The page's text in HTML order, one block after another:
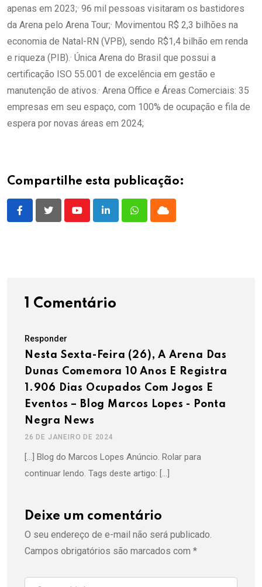
apenas em 2023;· 96 mil pessoas visitaram os bastidores
da Arena pelo Arena Tour;· Movimentou R$ 2,3 bilhões na
economia de Natal-RN (VPB), sendo R$1,4 bilhão em renda
e riqueza (PIB).· Única Arena do Brasil que possui a
certificação ISO 55.001 de excelência em gestão e
manutenção de ativos.· Arena Office e Áreas Comerciais: 35
empresas em seu espaço, com 100% de ocupação e fila de
espera por novas áreas em 2024;
Compartilhe esta publicação:
YoutubeLinkedInWhatsappCloud
1 Comentário
Responder
Nesta Sexta-Feira (26), A Arena Das
Dunas Comemora 10 Anos E Registra
1.906 Dias Ocupados Com Jogos E
Eventos – Blog Marcos Lopes - Ponta
Negra News
26 DE JANEIRO DE 2024
[…] Blog do Marcos Lopes Anúncio. Rolar para
continuar lendo. Tags deste artigo: […]
Deixe um comentário
O seu endereço de e-mail não será publicado.
Campos obrigatórios são marcados com *